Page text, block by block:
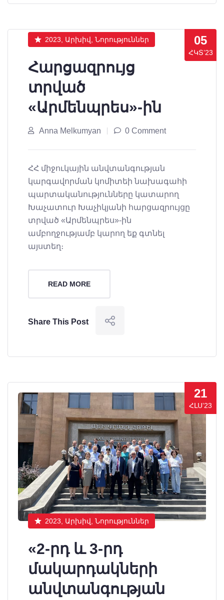
05
ՀԿՏ’23
2023, Արխիվ, Նորություններ
Հարցազրույց
տրված
«Արմենպրես»-ին
Anna Melkumyan 0 Comment
ՀՀ միջուկային անվտանգության
կարգավորման կոմիտեի նախագահի
պարտականությունները կատարող
Խաչատուր Խաչիկյանի հարցազրույցը
տրված «Արմենպրես»-ին
ամբողջությամբ կարող եք գտնել
այստեղ։
READ MORE
Share This Post
21
ՀԼՍ’23
2023, Արխիվ, Նորություններ
«2-րդ և 3-րդ
մակարդակների
անվտանգության